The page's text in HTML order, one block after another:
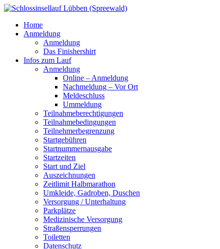
Home
Anmeldung
Anmeldung
Das Finishershirt
Infos zum Lauf
Anmeldung
Online – Anmeldung
Nachmeldung – Vor Ort
Meldeschluss
Ummeldung
Teilnahmeberechtigungen
Teilnahmebedingungen
Teilnehmerbegrenzung
Startgebühren
Startnummernausgabe
Startzeiten
Start und Ziel
Auszeichnungen
Zeitlimit Halbmarathon
Umkleide, Gadroben, Duschen
Versorgung / Unterhaltung
Parkplätze
Medizinische Versorgung
Straßensperrungen
Toiletten
Datenschutz